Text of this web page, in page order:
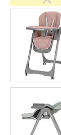
Документи
Відгуки
Контакти